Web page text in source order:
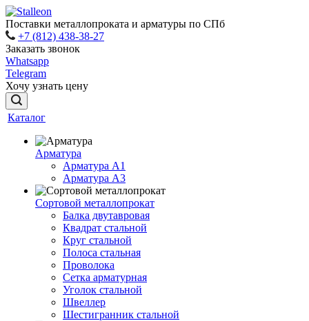
Поставки металлопроката и арматуры по СПб
+7 (812) 438-38-27
Заказать звонок
Whatsapp
Telegram
Хочу узнать цену
Каталог
Арматура
Арматура A1
Арматура А3
Сортовой металлопрокат
Балка двутавровая
Квадрат стальной
Круг стальной
Полоса стальная
Проволока
Сетка арматурная
Уголок стальной
Швеллер
Шестигранник стальной